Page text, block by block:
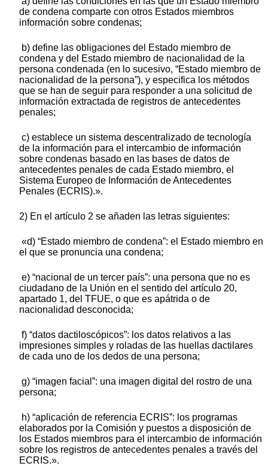
de condena comparte con otros Estados miembros
información sobre condenas;
b) define las obligaciones del Estado miembro de
condena y del Estado miembro de nacionalidad de la
persona condenada (en lo sucesivo, “Estado miembro de
nacionalidad de la persona”), y especifica los métodos
que se han de seguir para responder a una solicitud de
información extractada de registros de antecedentes
penales;
c) establece un sistema descentralizado de tecnología
de la información para el intercambio de información
sobre condenas basado en las bases de datos de
antecedentes penales de cada Estado miembro, el
Sistema Europeo de Información de Antecedentes
Penales (ECRIS).».
2) En el artículo 2 se añaden las letras siguientes:
«d) “Estado miembro de condena”: el Estado miembro en
el que se pronuncia una condena;
e) “nacional de un tercer país”: una persona que no es
ciudadano de la Unión en el sentido del artículo 20,
apartado 1, del TFUE, o que es apátrida o de
nacionalidad desconocida;
f) “datos dactiloscópicos”: los datos relativos a las
impresiones simples y roladas de las huellas dactilares
de cada uno de los dedos de una persona;
g) “imagen facial”: una imagen digital del rostro de una
persona;
h) “aplicación de referencia ECRIS”: los programas
elaborados por la Comisión y puestos a disposición de
los Estados miembros para el intercambio de información
sobre los registros de antecedentes penales a través del
ECRIS.».